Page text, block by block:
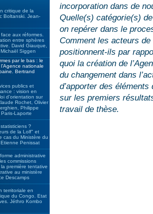
critique de la
Boltanski. Jean-
aux réformes.
entre sphères
David Giauque,
Siggen
par le bas : le
nationale
Bertrand
publics et
: vision en
d’orientation sur
Rochet, Olivier
Philippe
Laporte
?
de la Lolf" et
cas du Ministère du
Etienne Penissat
administrative
commissions
première tentative
au ministère
Descamps
territoriale en
du Congo. Etat
Jéthro Kombo
incorporation dans de
Quelle(s) catégorie(s)
on repérer dans le
Comment les acteurs
positionnent-ils par
quoi la création de
du changement dans
d’apporter des
sur les premiers
travail de thèse.